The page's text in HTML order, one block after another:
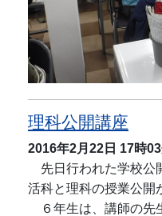
理科公開講座
2016年2月22日 17時
先日行われた学校公
活科と理科の授業公開
６年生は、講師の先